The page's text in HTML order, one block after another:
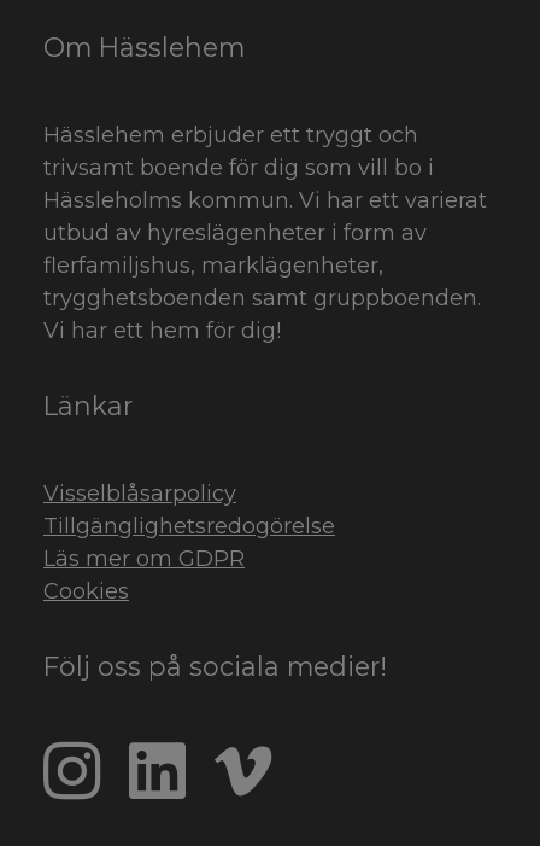
Om Hässlehem
Hässlehem erbjuder ett tryggt och
trivsamt boende för dig som vill bo i
Hässleholms kommun. Vi har ett varierat
utbud av hyreslägenheter i form av
flerfamiljshus, marklägenheter,
trygghetsboenden samt gruppboenden.
Vi har ett hem för dig!
Länkar
Visselblåsarpolicy
Tillgänglighetsredogörelse
Läs mer om GDPR
Cookies
Följ oss på sociala medier!